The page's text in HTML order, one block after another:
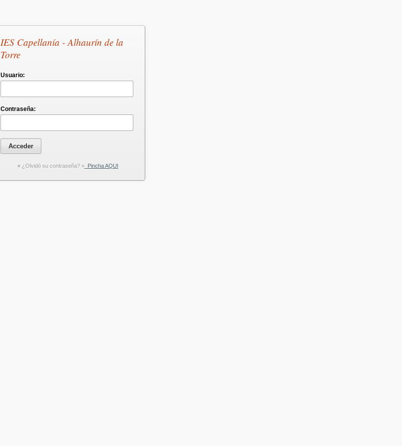
IES Capellanía - Alhaurín de la
Torre
Usuario:
Contraseña:
«¿Olvidó su contraseña? »Pincha AQUI